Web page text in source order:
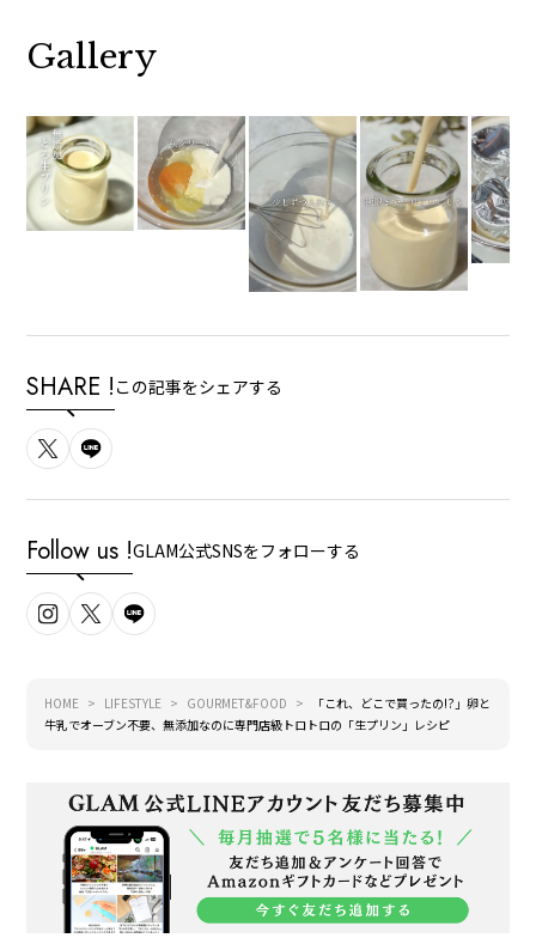
Gallery
SHARE ! この記事をシェアする
Follow us !GLAM公式SNSをフォローする
HOME LIFESTYLE GOURMET&FOOD
「これ、どこで買ったの!?」卵と
牛乳でオーブン不要、無添加なのに専門店級トロトロの「生プリン」レシピ